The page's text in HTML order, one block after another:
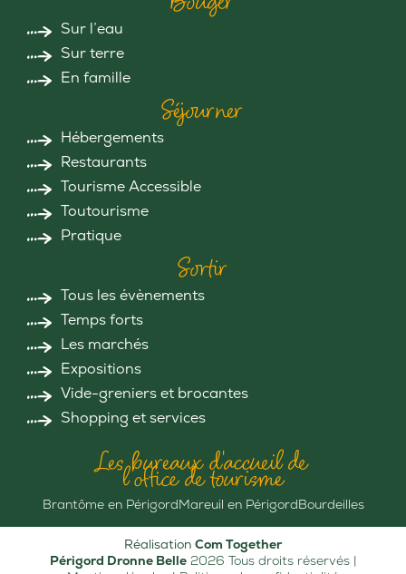
Sur l’eau
Sur terre
En famille
Séjourner
Hébergements
Restaurants
Tourisme Accessible
Toutourisme
Pratique
Sortir
Tous les évènements
Temps forts
Les marchés
Expositions
Vide-greniers et brocantes
Shopping et services
Les bureaux d'accueil de
l'office de tourisme
Brantôme en PérigordMareuil en PérigordBourdeilles
Réalisation Com Together
Périgord Dronne Belle2026 Tous droits réservés |